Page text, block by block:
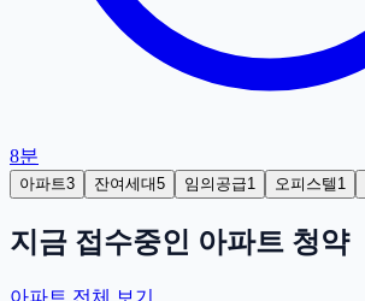
8분
아파트3 잔여세대5 임의공급1 오피스텔 1
지금 접수중인 아파트 청약
아파트 전체 보기